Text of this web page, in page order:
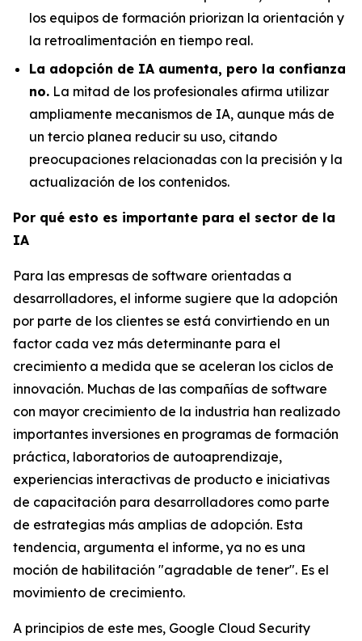
los equipos de formación priorizan la orientación y
la retroalimentación en tiempo real.
La adopción de IA aumenta, pero la confianza
no. La mitad de los profesionales afirma utilizar
ampliamente mecanismos de IA, aunque más de
un tercio planea reducir su uso, citando
preocupaciones relacionadas con la precisión y la
actualización de los contenidos.
Por qué esto es importante para el sector de la
IA
Para las empresas de software orientadas a
desarrolladores, el informe sugiere que la adopción
por parte de los clientes se está convirtiendo en un
factor cada vez más determinante para el
crecimiento a medida que se aceleran los ciclos de
innovación. Muchas de las compañías de software
con mayor crecimiento de la industria han realizado
importantes inversiones en programas de formación
práctica, laboratorios de autoaprendizaje,
experiencias interactivas de producto e iniciativas
de capacitación para desarrolladores como parte
de estrategias más amplias de adopción. Esta
tendencia, argumenta el informe, ya no es una
moción de habilitación "agradable de tener". Es el
movimiento de crecimiento.
A principios de este mes, Google Cloud Security